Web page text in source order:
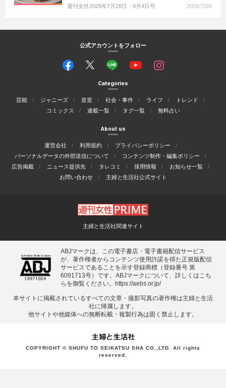
週刊女性2026年7月28日・8月4日号 2026/7/26
公式アカウントをフォロー
Categories
芸能 ジャニーズ 皇室 社会・事件 ライフ
トレンド
コミックス
連載一覧 タグ一覧 無料占い
About us
運営会社 利用規約
プライバシーポリシー
パーソナルデータの外部送信について
コンテンツ制作・編集ポリシー
広告掲載
ニュース提供先 タレコミ 採用情報
お知らせ一覧
お問い合わせ
主婦と生活社公式サイト
主婦と生活社関連サイト
ABJマークは、この電子書店・電子書籍配信サービス
が、著作権者からコンテンツ使用許諾を得た正規版配信
サービスであることを示す登録商標（登録番号 第
6091713号）です。ABJマークについて、詳しくはこち
らを御覧ください。
https://aebs.or.jp/
本サイトに掲載されているすべての⽂章・撮影写真の著作権は主婦と⽣活
社に帰属します。
他サイトや他媒体への無断転載・複製⾏為は固く禁⽌します。
COPYRIGHT © SHUFU TO SEIKATSU SHA CO.,LTD. All rights
reserved.